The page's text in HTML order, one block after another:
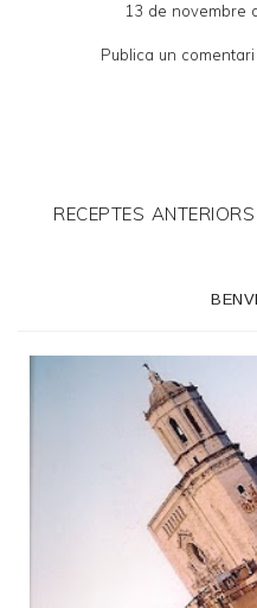
13 de novembre
Publica un
RECEPTES ANTERIORS